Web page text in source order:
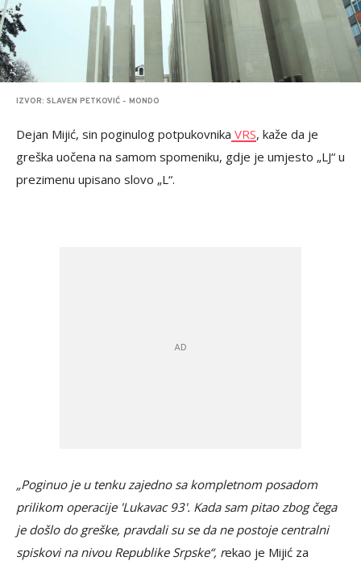
IZVOR: SLAVEN PETKOVIĆ - MONDO
Dejan Mijić, sin poginulog potpukovnika VRS, kaže da je
greška uočena na samom spomeniku, gdje je umjesto „LJ“ u
prezimenu upisano slovo „L“.
„Poginuo je u tenku zajedno sa kompletnom posadom
prilikom operacije 'Lukavac 93'. Kada sam pitao zbog čega
je došlo do greške, pravdali su se da ne postoje centralni
spiskovi na nivou Republike Srpske“, rekao je Mijić za